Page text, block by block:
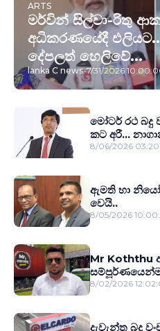
ARTS
මර්වින් සිල්වා-රිතු
අධිකරණයේදී
දේපලත් හෙලිවේ...
lanka C news-7/31/2026
මෝටර් රථ බදු
කට අරී...
8/06/2026
ඇමති හා
වෙයි..
8/05/2026
Mr Koththu
සම්පූර්ණයෙන්ම
8/02/2026
දැවැන්ත බදු